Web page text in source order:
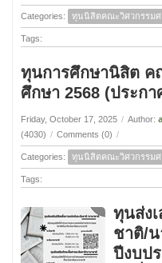
Categories: ทุนนิสิตคณะวิศวกรรมศ
Tags:
ทุนการศึกษานิสิต ค
ศึกษา 2568 (ประก
Friday, October 17, 2025 / Author:
(4030) / Comments (0) /
Categories: ทุนนิสิตคณะวิศวกรรมศ
Tags:
ทุนส่ง
ชาติ/น
ปีงบป